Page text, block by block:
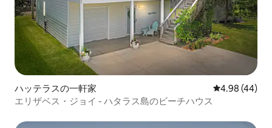
ハッテラスの一軒家 レビュー44
4.98 (44)
エリザベス・ジョイ - ハタラス島のビーチハウス